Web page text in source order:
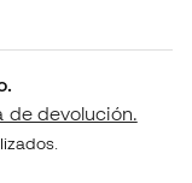
de devolución.